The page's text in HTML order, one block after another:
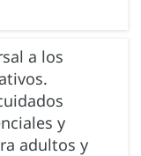
a los
y
adultos y